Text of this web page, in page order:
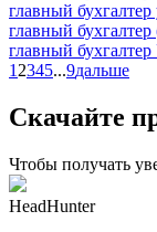
главный
главный бухгалтер
главный
1 2345...9дальше
Скачайте
Чтобы получать
HeadHunter